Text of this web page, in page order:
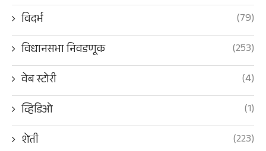
विदर्भ
(79)
विधानसभा निवडणूक
(253)
वेब स्टोरी
(4)
व्हिडिओ
(1)
शेती
(223)